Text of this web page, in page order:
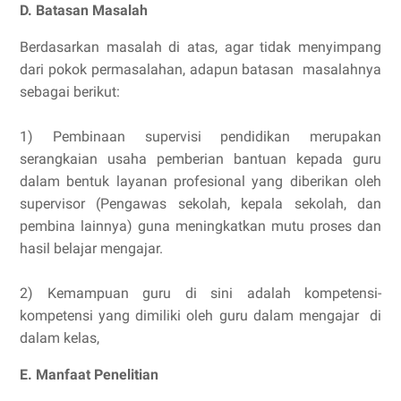
D. Batasan Masalah
Berdasarkan masalah di atas, agar tidak menyimpang
dari pokok permasalahan, adapun batasan masalahnya
sebagai berikut:
1) Pembinaan supervisi pendidikan merupakan
serangkaian usaha pemberian bantuan kepada guru
dalam bentuk layanan profesional yang diberikan oleh
supervisor (Pengawas sekolah, kepala sekolah, dan
pembina lainnya) guna meningkatkan mutu proses dan
hasil belajar mengajar.
2) Kemampuan guru di sini adalah kompetensi-
kompetensi yang dimiliki oleh guru dalam mengajar di
dalam kelas,
E. Manfaat Penelitian